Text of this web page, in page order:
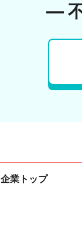
―
企業 トップ